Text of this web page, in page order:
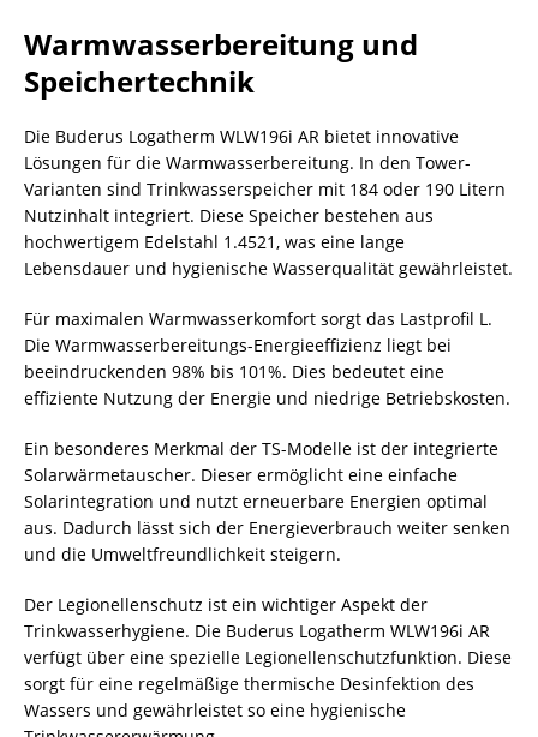
Warmwasserbereitung und
Speichertechnik
Die Buderus Logatherm WLW196i AR bietet innovative
Lösungen für die Warmwasserbereitung. In den Tower-
Varianten sind Trinkwasserspeicher mit 184 oder 190 Litern
Nutzinhalt integriert. Diese Speicher bestehen aus
hochwertigem Edelstahl 1.4521, was eine lange
Lebensdauer und hygienische Wasserqualität gewährleistet.
Für maximalen Warmwasserkomfort sorgt das Lastprofil L.
Die Warmwasserbereitungs-Energieeffizienz liegt bei
beeindruckenden 98% bis 101%. Dies bedeutet eine
effiziente Nutzung der Energie und niedrige Betriebskosten.
Ein besonderes Merkmal der TS-Modelle ist der integrierte
Solarwärmetauscher. Dieser ermöglicht eine einfache
Solarintegration und nutzt erneuerbare Energien optimal
aus. Dadurch lässt sich der Energieverbrauch weiter senken
und die Umweltfreundlichkeit steigern.
Der Legionellenschutz ist ein wichtiger Aspekt der
Trinkwasserhygiene. Die Buderus Logatherm WLW196i AR
verfügt über eine spezielle Legionellenschutzfunktion. Diese
sorgt für eine regelmäßige thermische Desinfektion des
Wassers und gewährleistet so eine hygienische